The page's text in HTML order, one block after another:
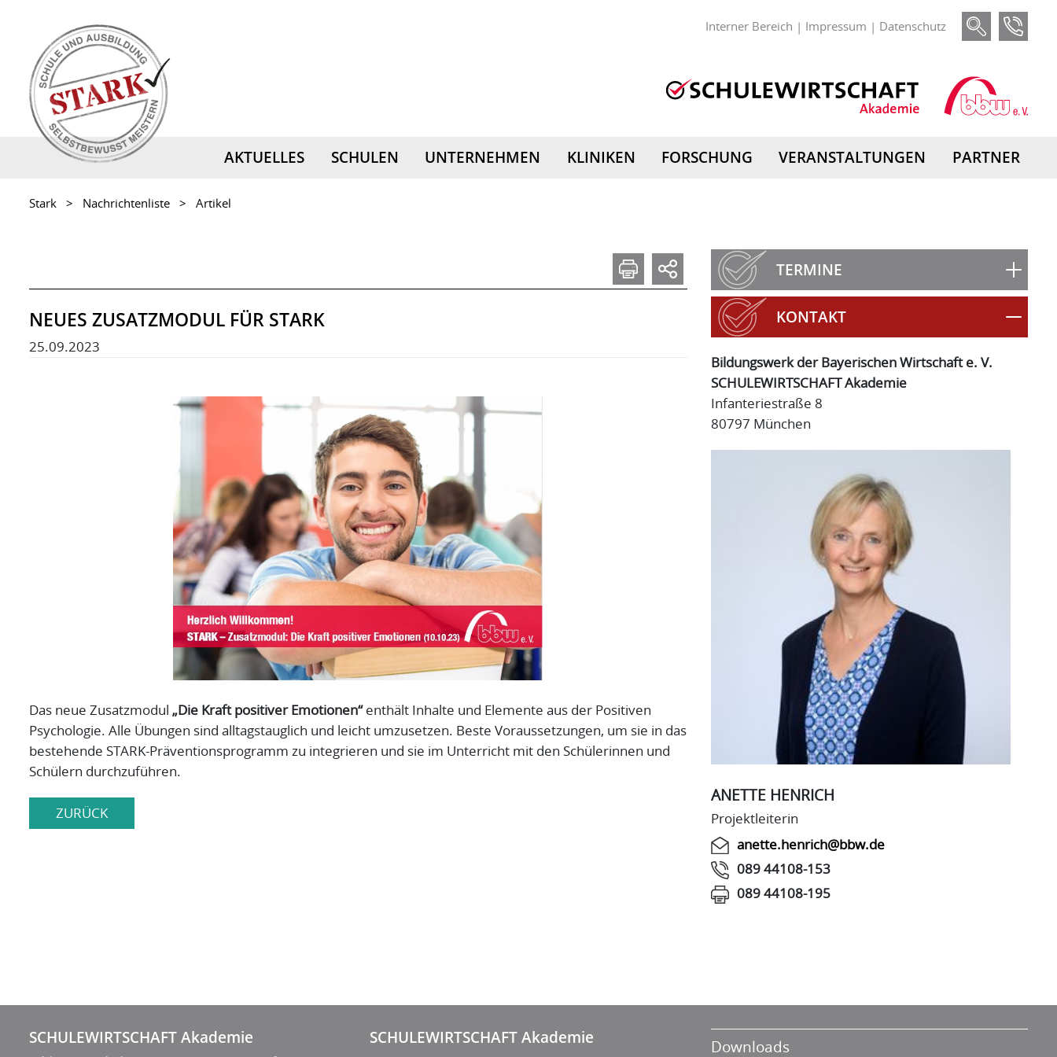
Interner Bereich | Impressum | Datenschutz
AKTUELLES SCHULEN UNTERNEHMEN KLINIKEN FORSCHUNG VERANSTALTUNGEN PARTNER
Stark Nachrichtenliste Artikel
NEUES ZUSATZMODUL FÜR STARK
25.09.2023
Das neue Zusatzmodul „Die Kraft positiver Emotionen“enthält Inhalte und Elemente aus der Positiven
Psychologie. Alle Übungen sind alltagstauglich und leicht umzusetzen. Beste Voraussetzungen, um sie in das
bestehende STARK-Präventionsprogramm zu integrieren und sie im Unterricht mit den Schülerinnen und
Schülern durchzuführen.
ZURÜCK
TERMINE
KONTAKT
Bildungswerk der Bayerischen Wirtschaft e. V.
SCHULEWIRTSCHAFT Akademie
Infanteriestraße 8
80797 München
ANETTE HENRICH
Projektleiterin
anette.henrich@bbw.de
089 44108-153
089 44108-195
SCHULEWIRTSCHAFT Akademie SCHULEWIRTSCHAFT Akademie Downloads